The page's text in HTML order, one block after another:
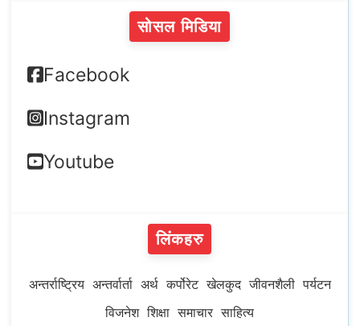
सोसल मिडिया
Facebook
Instagram
Youtube
लिंकहरु
अन्तर्राष्ट्रिय अन्तर्वार्ता अर्थ कर्पोरेट खेलकुद जीवनशैली पर्यटन
विजनेश शिक्षा समाचार साहित्य